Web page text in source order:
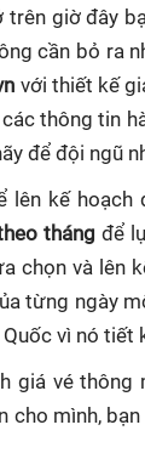
trên giờ đây
cần bỏ ra
với thiết kế
thông tin
để đội ngũ
lên kế
thángđể
chọn và lên
từng ngày
vì nó tiết
giá vé thông
cho mình,